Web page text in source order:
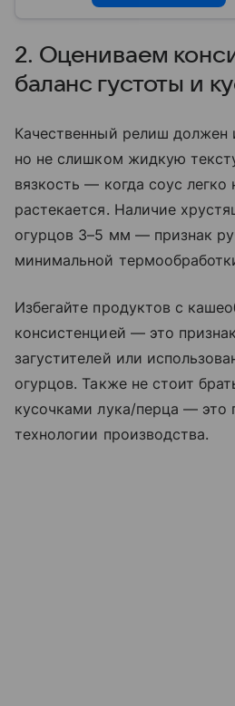
2. Оцениваем
баланс густоты и
Качественный релиш
но не слишком жидкую
вязкость — когда соус легко
растекается. Наличие
огурцов 3–5 мм — признак
минимальной
Избегайте продуктов с
консистенцией — это
загустителей или
огурцов. Также не стоит
кусочками лука/перца — это
технологии производства.